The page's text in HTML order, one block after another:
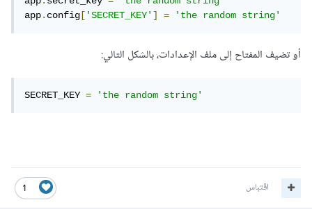
app.config ['SECRET_KEY'] = 'the random string'
أو تضيف المفتاح إلى ملف الإعدادات، بالشكل التالي:
SECRET_KEY = 'the random string'
1 اقتباس